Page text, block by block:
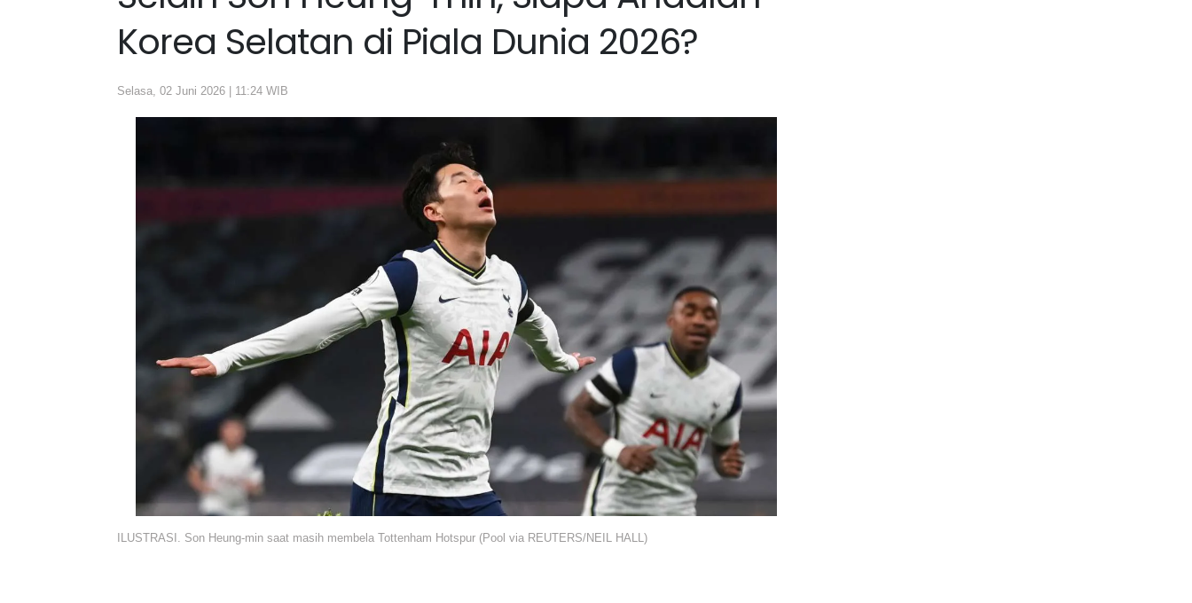
Korea Selatan di Piala Dunia 2026?
Selasa, 02 Juni 2026 | 11:24 WIB
ILUSTRASI. Son Heung-min saat masih membela Tottenham Hotspur (Pool via REUTERS/NEIL HALL)